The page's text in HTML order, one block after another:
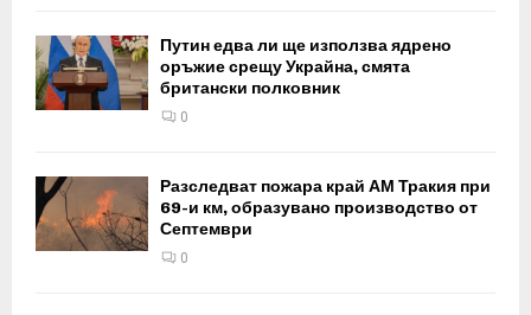
Путин едва ли ще използва ядрено
оръжие срещу Украйна, смята
британски полковник
0
Разследват пожара край АМ Тракия при
69-и км, образувано производство от
Септември
0